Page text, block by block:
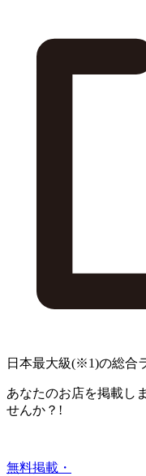
日本最大級(※1)の総合
あなたのお店を掲載し
せんか？!
無料掲載・